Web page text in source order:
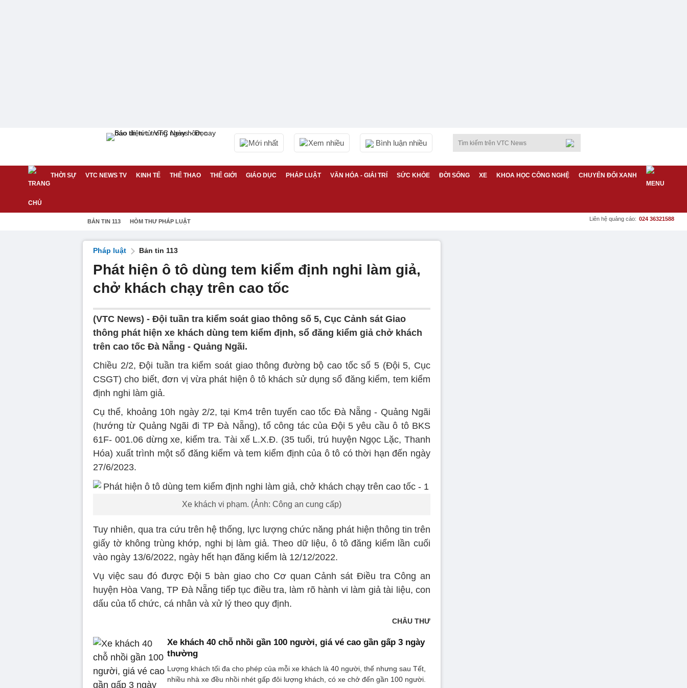
Mới nhất Xem nhiều Bình luận nhiều
THỜI SỰ VTC NEWS TV KINH TẾ THỂ THAO THẾ GIỚI GIÁO DỤC PHÁP LUẬT VĂN HÓA - GIẢI TRÍ SỨC KHỎE ĐỜI SỐNG XE KHOA HỌC CÔNG NGHỆ CHUYỂN ĐỔI XANH
BẢN TIN 113 HÒM THƯ PHÁP LUẬT Liên hệ quảng cáo: 024 36321588
Pháp luật Bản tin 113
Phát hiện ô tô dùng tem kiểm định nghi làm giả,
chở khách chạy trên cao tốc
(VTC News) - Đội tuần tra kiểm soát giao thông số 5, Cục Cảnh sát Giao
thông phát hiện xe khách dùng tem kiểm định, sổ đăng kiểm giả chở khách
trên cao tốc Đà Nẵng - Quảng Ngãi.
Chiều 2/2, Đội tuần tra kiểm soát giao thông đường bộ cao tốc số 5 (Đội 5, Cục
CSGT) cho biết, đơn vị vừa phát hiện ô tô khách sử dụng sổ đăng kiểm, tem kiểm
định nghi làm giả.
Cụ thể, khoảng 10h ngày 2/2, tại Km4 trên tuyến cao tốc Đà Nẵng - Quảng Ngãi
(hướng từ Quảng Ngãi đi TP Đà Nẵng), tổ công tác của Đội 5 yêu cầu ô tô BKS
61F- 001.06 dừng xe, kiểm tra. Tài xế L.X.Đ. (35 tuổi, trú huyện Ngọc Lặc, Thanh
Hóa) xuất trình một sổ đăng kiểm và tem kiểm định của ô tô có thời hạn đến ngày
27/6/2023.
Xe khách vi phạm. (Ảnh: Công an cung cấp)
Tuy nhiên, qua tra cứu trên hệ thống, lực lượng chức năng phát hiện thông tin trên
giấy tờ không trùng khớp, nghi bị làm giả. Theo dữ liệu, ô tô đăng kiểm lần cuối
vào ngày 13/6/2022, ngày hết hạn đăng kiểm là 12/12/2022.
Vụ việc sau đó được Đội 5 bàn giao cho Cơ quan Cảnh sát Điều tra Công an
huyện Hòa Vang, TP Đà Nẵng tiếp tục điều tra, làm rõ hành vi làm giả tài liệu, con
dấu của tổ chức, cá nhân và xử lý theo quy định.
CHÂU THƯ
Xe khách 40 chỗ nhồi gần 100 người, giá vé cao gần gấp 3 ngày
thường
Lượng khách tối đa cho phép của mỗi xe khách là 40 người, thế nhưng sau Tết,
nhiều nhà xe đều nhồi nhét gấp đôi lượng khách, có xe chở đến gần 100 người.